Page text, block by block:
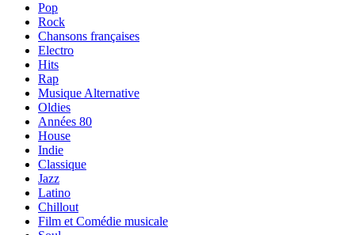
Pop
Rock
Chansons françaises
Electro
Hits
Rap
Musique Alternative
Oldies
Années 80
House
Indie
Classique
Jazz
Latino
Chillout
Film et Comédie musicale